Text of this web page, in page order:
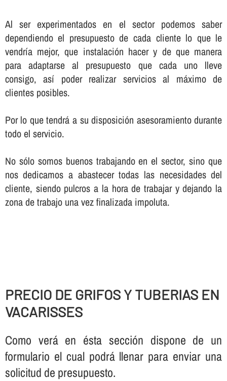
Al ser experimentados en el sector podemos saber
dependiendo el presupuesto de cada cliente lo que le
vendrí­a mejor, que instalación hacer y de que manera
para adaptarse al presupuesto que cada uno lleve
consigo, así­ poder realizar servicios al máximo de
clientes posibles.
Por lo que tendrá a su disposición asesoramiento durante
todo el servicio.
No sólo somos buenos trabajando en el sector, sino que
nos dedicamos a abastecer todas las necesidades del
cliente, siendo pulcros a la hora de trabajar y dejando la
zona de trabajo una vez finalizada impoluta.
PRECIO DE GRIFOS Y TUBERIAS EN
VACARISSES
Como verá en ésta sección dispone de un
formulario el cual podrá llenar para enviar una
solicitud de presupuesto.